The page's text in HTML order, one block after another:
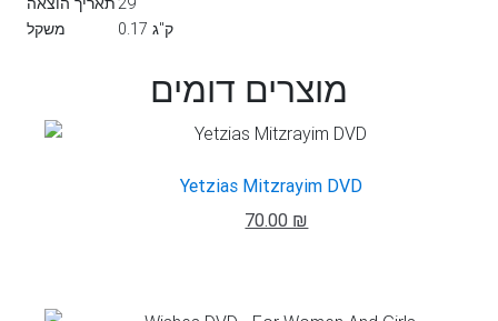
משקל
0.17 ק"ג
מוצרים דומים
Yetzias Mitzrayim DVD
70.00 ₪